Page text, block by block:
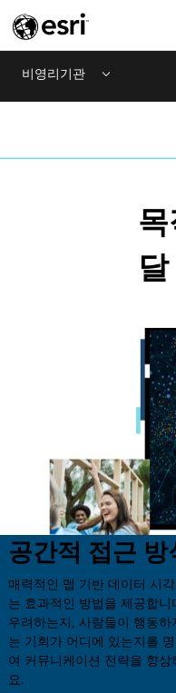
비영리기관 Menu
달
공간적 접근
매력적인 맵 기반 데이터 시
는 효과적인 방법을 제공합
우려하는지, 사람들이 행동
는 기회가 어디에 있는지를
여 커뮤니케이션 전략을 향
요.